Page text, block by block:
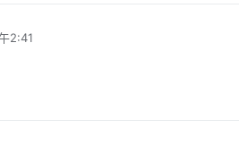
2:41